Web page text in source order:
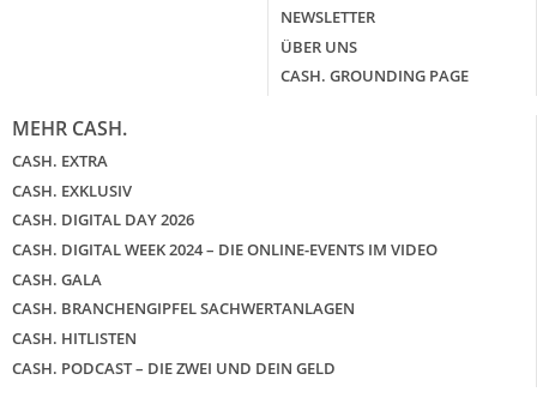
NEWSLETTER
ÜBER UNS
CASH. GROUNDING PAGE
MEHR CASH.
CASH. EXTRA
CASH. EXKLUSIV
CASH. DIGITAL DAY 2026
CASH. DIGITAL WEEK 2024 – DIE ONLINE-EVENTS IM VIDEO
CASH. GALA
CASH. BRANCHENGIPFEL SACHWERTANLAGEN
CASH. HITLISTEN
CASH. PODCAST – DIE ZWEI UND DEIN GELD